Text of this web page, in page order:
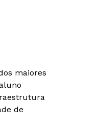
maiores
de